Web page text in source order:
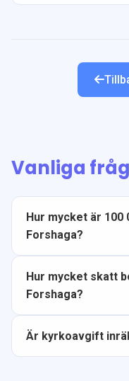
Vanliga
Hur mycket är
Forshaga?
Hur mycket skatt
Forshaga?
Är kyrkoavgift